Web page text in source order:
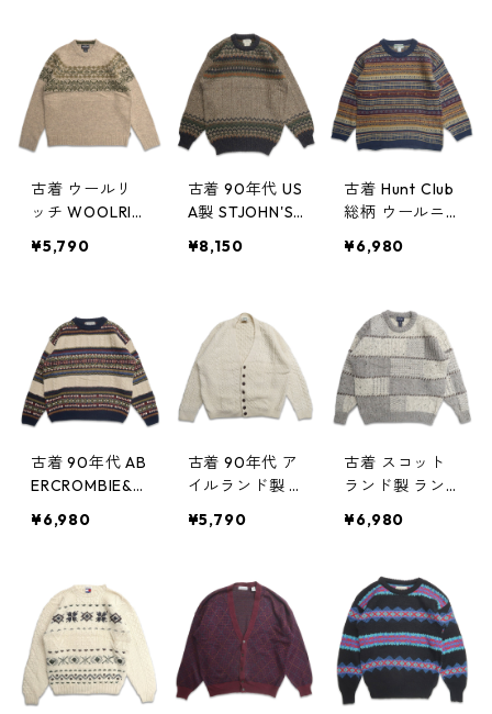
ター 表記：-
- gd408193n
w51224
3n w51213
古着 ウールリ
ッチ WOOLRIC
ット セーター
¥5,790
古着 90年代 US
A製 STJOHN'SB
ンズベイ 総柄
ター 表記：L
gd407986n w5
1204
¥8,150
古着 Hunt Club
総柄 ウールニ
表記：L gd40
¥6,980
古着 90年代 AB
ERCROMBIE&FI
ディック柄 ウ
gd407940n
w51201
¥6,980
古着 90年代 ア
イルランド製 C
ールニット ア
ガン セーター
表記：-- gd4
07928n w5113
0
¥5,790
古着 スコット
ランド製 ラン
S'END 総柄 ウ
ランニット セ
ーター 表記：M
gd407927n
w51130
¥6,980